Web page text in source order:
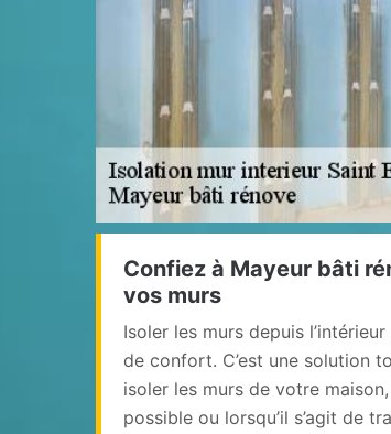
Confiez à Mayeur bâti
vos murs
Isoler les murs depuis
de confort. C’est une solution
isoler les murs de votre
possible ou lorsqu’il s’agit de